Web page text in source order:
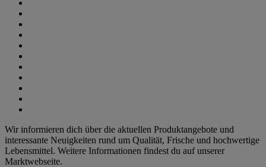
Wir informieren dich über die aktuellen Produktangebote und
interessante Neuigkeiten rund um Qualität, Frische und hochwertige
Lebensmittel. Weitere Informationen findest du auf unserer
Marktwebseite.